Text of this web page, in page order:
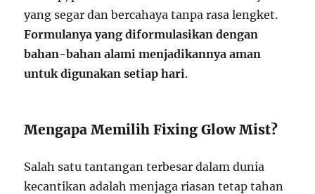
yang segar dan bercahaya tanpa rasa lengket.
Formulanya yang diformulasikan dengan
bahan-bahan alami menjadikannya aman
untuk digunakan setiap hari.
Mengapa Memilih Fixing Glow Mist?
Salah satu tantangan terbesar dalam dunia
kecantikan adalah menjaga riasan tetap tahan